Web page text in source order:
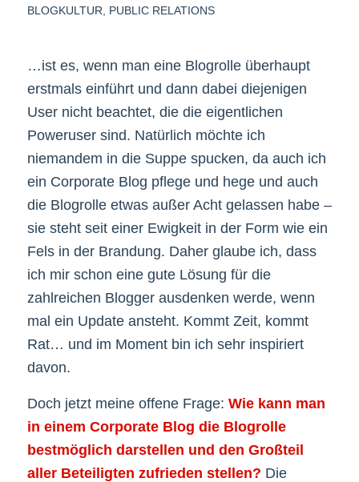
BLOGKULTUR PUBLIC RELATIONS
…ist es, wenn man eine Blogrolle überhaupt
erstmals einführt und dann dabei diejenigen
User nicht beachtet, die die eigentlichen
Poweruser sind. Natürlich möchte ich
niemandem in die Suppe spucken, da auch ich
ein Corporate Blog pflege und hege und auch
die Blogrolle etwas außer Acht gelassen habe –
sie steht seit einer Ewigkeit in der Form wie ein
Fels in der Brandung. Daher glaube ich, dass
ich mir schon eine gute Lösung für die
zahlreichen Blogger ausdenken werde, wenn
mal ein Update ansteht. Kommt Zeit, kommt
Rat… und im Moment bin ich sehr inspiriert
davon.
Doch jetzt meine offene Frage: Wie kann man
in einem Corporate Blog die Blogrolle
bestmöglich darstellen und den Großteil
aller Beteiligten zufrieden stellen? Die